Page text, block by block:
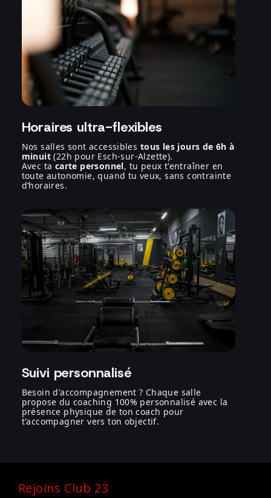
Horaires ultra-flexibles
Nos salles sont accessibles tous les jours de 6h à
minuit(22h pour Esch-sur-Alzette).
Avec ta carte personnel, tu peux t'entraîner en
toute autonomie, quand tu veux, sans contrainte
d’horaires.
Suivi personnalisé
Besoin d'accompagnement ? Chaque salle
propose du coaching 100% personnalisé avec la
présence physique de ton coach pour
t'accompagner vers ton objectif.
Rejoins Club 23